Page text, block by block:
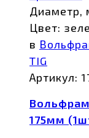
Диаметр,
Цвет:
в
TIG
Артикул:
175мм